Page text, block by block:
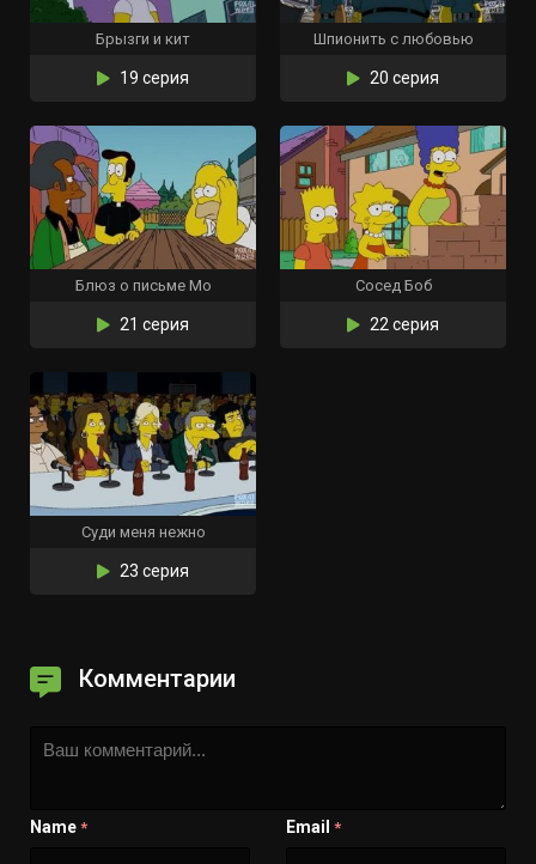
Брызги и кит
19 серия
Шпионить с любовью
20 серия
Блюз о письме Мо
21 серия
Сосед Боб
22 серия
Суди меня нежно
23 серия
Комментарии
Name * Email *